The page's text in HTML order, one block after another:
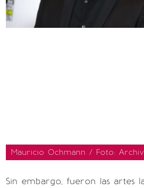
Mauricio Ochmann / Foto:
Sin embargo, fueron las artes